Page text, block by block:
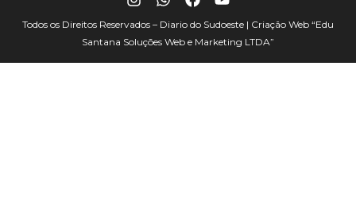
Todos os Direitos Reservados – Diario do Sudoeste | Criação Web “Edu
Santana Soluções Web e Marketing LTDA”